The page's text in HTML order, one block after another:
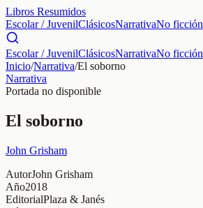
Libros Resumidos
Escolar / JuvenilClásicosNarrativaNo ficción
Escolar / JuvenilClásicosNarrativaNo ficción
Inicio/Narrativa/El soborno
Narrativa
Portada no disponible
El soborno
John Grisham
AutorJohn Grisham
Año2018
EditorialPlaza & Janés